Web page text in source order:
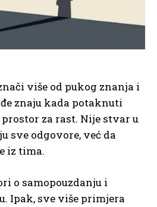
više od pukog znanja i
znaju kada potaknuti
za rast. Nije stvar u
sve odgovore, već da
iz tima.
o samopouzdanju i
Ipak, sve više primjera